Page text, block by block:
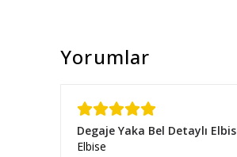
Yorumlar
Degaje Yaka Bel Detaylı
Elbise